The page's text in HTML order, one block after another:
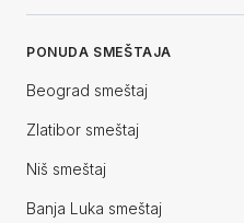
PONUDA SMEŠTAJA
Beograd smeštaj
Zlatibor smeštaj
Niš smeštaj
Banja Luka smeštaj